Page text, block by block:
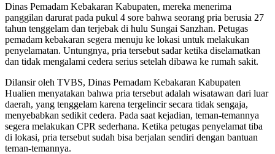
Dinas Pemadam Kebakaran Kabupaten, mereka menerima
panggilan darurat pada pukul 4 sore bahwa seorang pria berusia 27
tahun tenggelam dan terjebak di hulu Sungai Sanzhan. Petugas
pemadam kebakaran segera menuju ke lokasi untuk melakukan
penyelamatan. Untungnya, pria tersebut sadar ketika diselamatkan
dan tidak mengalami cedera serius setelah dibawa ke rumah sakit.
Dilansir oleh TVBS, Dinas Pemadam Kebakaran Kabupaten
Hualien menyatakan bahwa pria tersebut adalah wisatawan dari luar
daerah, yang tenggelam karena tergelincir secara tidak sengaja,
menyebabkan sedikit cedera. Pada saat kejadian, teman-temannya
segera melakukan CPR sederhana. Ketika petugas penyelamat tiba
di lokasi, pria tersebut sudah bisa berjalan sendiri dengan bantuan
teman-temannya.